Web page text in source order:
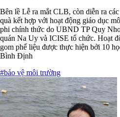
Bên lề Lễ ra mắt CLB, còn diễn ra
quà kết hợp với hoạt động giáo dục
phi chính thức do UBND TP Quy
quán Na Uy và ICISE tổ chức. Hoạt
gom phế liệu được thực hiện bởi 10
Bình Định
#bảo vệ môi trường